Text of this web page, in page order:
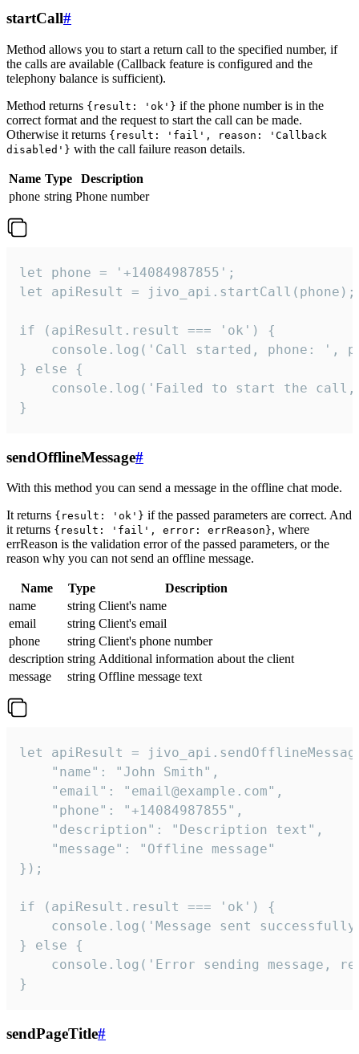
startCall#
Method allows you to start a return call to the specified number, if
the calls are available (Callback feature is configured and the
telephony balance is sufficient).
Method returns {result: 'ok'} if the phone number is in the
correct format and the request to start the call can be made.
Otherwise it returns {result: 'fail', reason: 'Callback
disabled'} with the call failure reason details.
Name Type
Description
phone string Phone number
let phone = '+14084987855';
let apiResult = jivo_api.startCall(phone);
if (apiResult.result === 'ok') {
console.log('Call started, phone: ',
} else {
console.log('Failed to start the
}
sendOfflineMessage#
With this method you can send a message in the offline chat mode.
It returns {result: 'ok'} if the passed parameters are correct. And
it returns {result: 'fail', error: errReason}, where
errReason is the validation error of the passed parameters, or the
reason why you can not send an offline message.
Name Type
Description
name
string Client's name
email
string Client's email
phone
string Client's phone number
description string Additional information about the client
message
string Offline message text
let apiResult =
    "name": "John Smith",
    "email": "email@example.com",
    "phone": "+14084987855",
    "description": "Description text",
    "message": "Offline message"
});
if (apiResult.result === 'ok') {
console.log('Message sent
} else {
console.log('Error sending message,
}
sendPageTitle#